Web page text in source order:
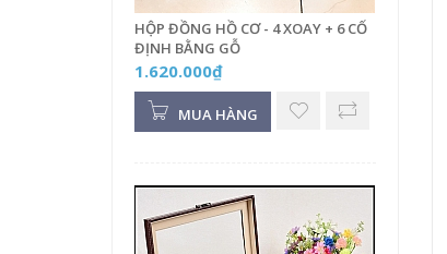
HỘP ĐỒNG HỒ CƠ - 4 XOAY + 6 CỐ
ĐỊNH BẰNG GỖ
1.620.000₫
MUA HÀNG